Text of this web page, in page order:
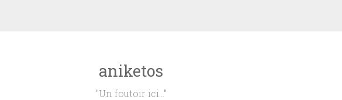
aniketos
"Un foutoir ici…"